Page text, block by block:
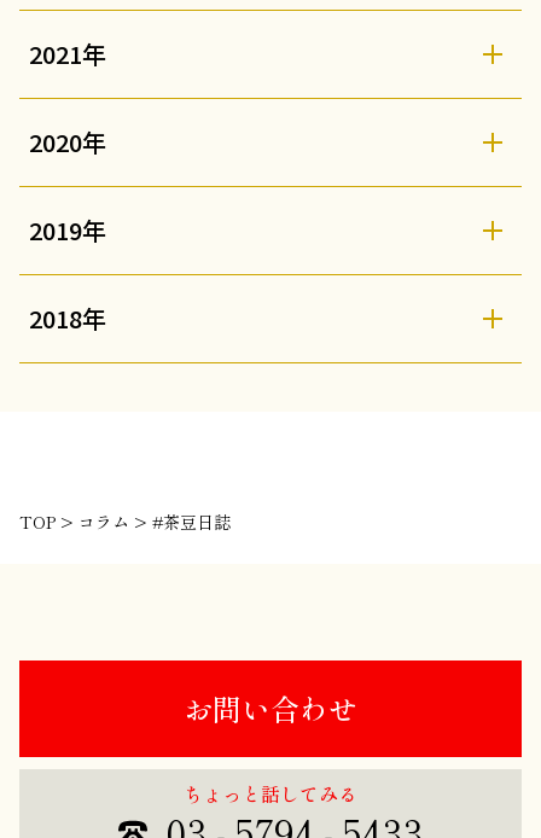
2021年
2020年
2019年
2018年
TOP > コラム > #茶豆日誌
お問い合わせ
ちょっと話してみる